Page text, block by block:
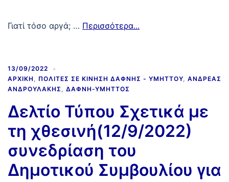
Γιατί τόσο αργά; … Περισσότερα...
13/09/2022
ΑΡΧΙΚΉ
ΠΟΛΊΤΕΣ ΣΕ ΚΊΝΗΣΗ ΔΆΦΝΗΣ - ΥΜΗΤΤΟΎ ΑΝΔΡΈΑΣ
ΑΝΔΡΟΥΛΆΚΗΣ
ΔΆΦΝΗ-ΥΜΗΤΤΌΣ
Δελτίο Τύπου Σχετικά με
τη χθεσινή(12/9/2022)
συνεδρίαση του
Δημοτικού Συμβουλίου για